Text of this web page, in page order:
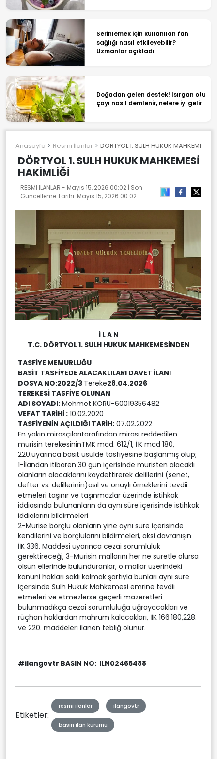
Serinlemek için kullanılan fan
sağlığı nasıl etkileyebilir?
Uzmanlar açıkladı
Doğadan gelen destek! Isırgan otu
çayı nasıl demlenir, nelere iyi gelir
Anasayfa Resmi İlanlar DÖRTYOL 1. SULH HUKUK MAHKEMESİ
DÖRTYOL 1. SULH HUKUK MAHKEMESİ
HAKİMLİĞİ
RESMI ILANLAR - Mayıs 15, 2026 00:02 | Son
Güncelleme Tarihi: Mayıs 15, 2026 00:02
İ L A N
T.C. DÖRTYOL1. SULH HUKUK MAHKEMESİNDEN
TASFİYE MEMURLUĞU
BASİT TASFİYEDE ALACAKLILARI DAVET İLANI
DOSYA NO:2022/3 Tereke28.04.2026
TEREKESİ TASFİYE OLUNAN
ADI SOYADI: Mehmet KORU-60019356482
VEFAT TARİHİ : 10.02.2020
TASFİYENİN AÇILDIĞI TARİH: 07.02.2022
En yakın mirasçılarıtarafından mirası reddedilen
murisin terekesininTMK mad. 612/1, İİK mad 180,
220.uyarınca basit usulde tasfiyesine başlanmış olup;
1-İlandan itibaren 30 gün içerisinde muristen alacaklı
olanların alacaklarını kaydettirerek delillerini (senet,
defter vs. delillerinin)asıl ve onaylı örneklerini tevdii
etmeleri taşınır ve taşınmazlar üzerinde istihkak
iddiasında bulunanların da aynı süre içerisinde istihkak
iddialarını bildirmeleri
2-Murise borçlu olanların yine aynı süre içerisinde
kendilerini ve borçlularını bildirmeleri, aksi davranışın
İİK 336. Maddesi uyarınca cezai sorumluluk
gerektireceği, 3-Murisin mallarını her ne suretle olursa
olsun ellerinde bulunduranlar, o mallar üzerindeki
kanuni hakları saklı kalmak şartıyla bunları aynı süre
içerisinde Sulh Hukuk Mahkemesi emrine tevdii
etmeleri ve etmezlerse geçerli mazeretleri
bulunmadıkça cezai sorumluluğa uğrayacakları ve
rüçhan haklardan mahrum kalacakları, İİK 166,180,228.
ve 220. maddeleri ilanen tebliğ olunur.
#ilangovtr BASIN NO: ILN02466488
Etiketler:
resmi ilanlar ilangovtr
basın ilan kurumu